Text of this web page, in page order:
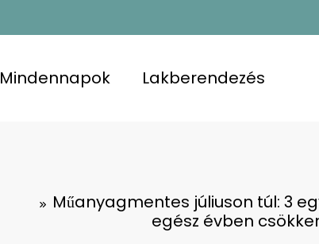
Mindennapok Lakberendezés
Műanyagmentes júliuson túl: 3
egész évben